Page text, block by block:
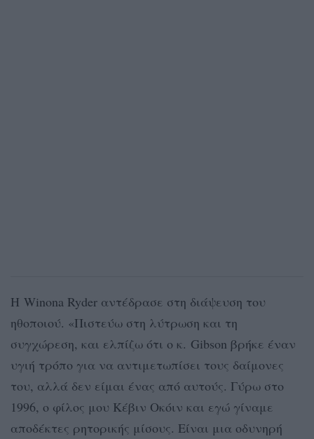
Η Winona Ryder αντέδρασε στη διάψευση του
ηθοποιού. «Πιστεύω στη λύτρωση και τη
συγχώρεση, και ελπίζω ότι ο κ. Gibson βρήκε έναν
υγιή τρόπο για να αντιμετωπίσει τους δαίμονες
του, αλλά δεν είμαι ένας από αυτούς. Γύρω στο
1996, ο φίλος μου Κέβιν Οκόιν και εγώ γίναμε
αποδέκτες ρητορικής μίσους. Είναι μια οδυνηρή